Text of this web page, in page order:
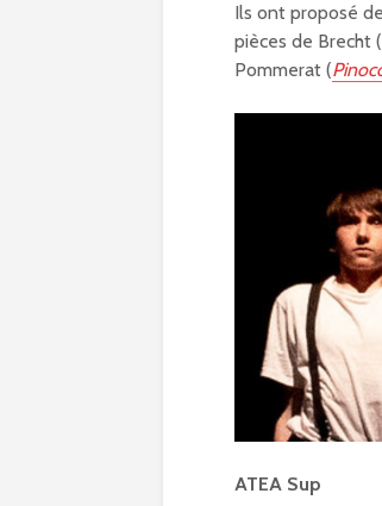
Ils ont proposé
pièces de Brecht (
Pommerat (
ATEA Sup